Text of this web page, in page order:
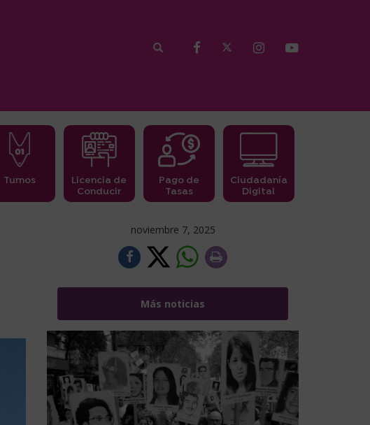
Turnos
Licencia de
Conducir
Pago de
Tasas
Ciudadanía
Digital
noviembre 7, 2025
Más noticias